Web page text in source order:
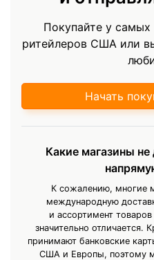
Покупайте у
ритейлеров США или
Начать
Какие магазины
К сожалению, многие
международную
и ассортимент
значительно отличается.
принимают банковские
США и Европы, поэтому